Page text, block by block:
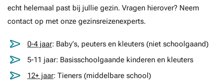
echt helemaal past bij jullie gezin. Vragen hierover? Neem
contact op met onze gezinsreizenexperts.
0-4 jaar: Baby’s, peuters en kleuters (niet schoolgaand)
5-11 jaar: Basisschoolgaande kinderen en kleuters
12+ jaar: Tieners (middelbare school)